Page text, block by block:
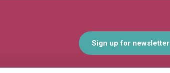
Sign up for newsletter